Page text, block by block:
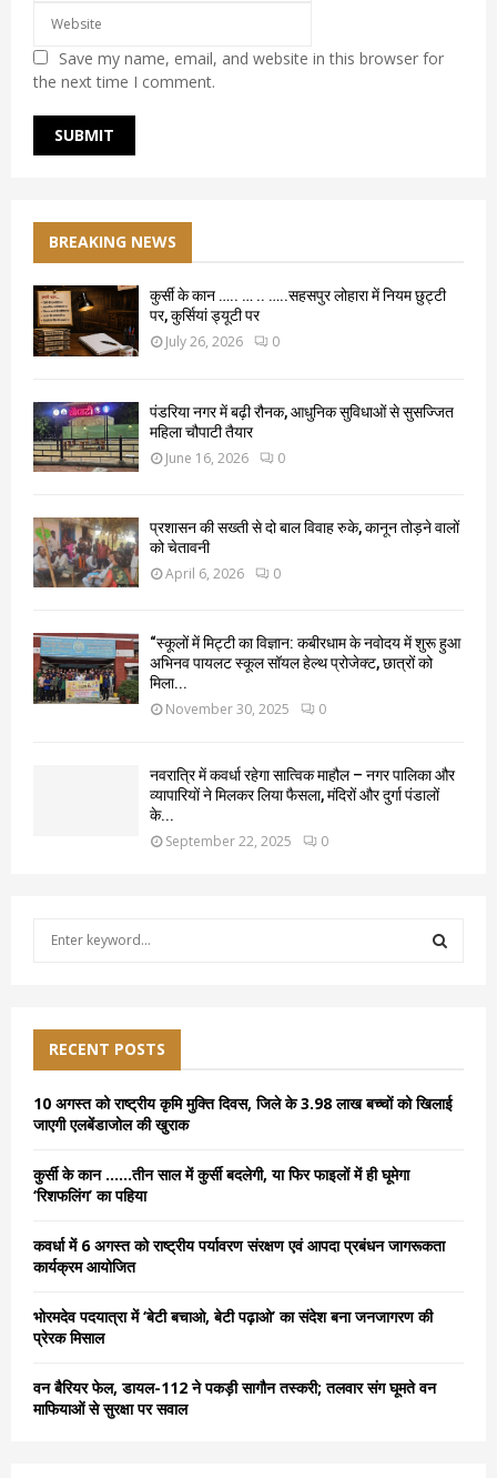
Save my name, email, and website in this browser for
the next time I comment.
BREAKING NEWS
कुर्सी के कान ….. … .. …..सहसपुर लोहारा में नियम छुट्टी
पर, कुर्सियां ड्यूटी पर
July 26, 2026 0
पंडरिया नगर में बढ़ी रौनक, आधुनिक सुविधाओं से सुसज्जित
महिला चौपाटी तैयार
June 16, 2026 0
प्रशासन की सख्ती से दो बाल विवाह रुके, कानून तोड़ने वालों
को चेतावनी
April 6, 2026 0
“स्कूलों में मिट्टी का विज्ञान: कबीरधाम के नवोदय में शुरू हुआ
अभिनव पायलट स्कूल सॉयल हेल्थ प्रोजेक्ट, छात्रों को
मिला...
November 30, 2025 0
नवरात्रि में कवर्धा रहेगा सात्विक माहौल – नगर पालिका और
व्यापारियों ने मिलकर लिया फैसला, मंदिरों और दुर्गा पंडालों
के...
September 22, 2025 0
f
o
r
RECENT POSTS
10 अगस्त को राष्ट्रीय कृमि मुक्ति दिवस, जिले के 3.98 लाख बच्चों को खिलाई
जाएगी एलबेंडाजोल की खुराक
कुर्सी के कान ……तीन साल में कुर्सी बदलेगी, या फिर फाइलों में ही घूमेगा
‘रिशफलिंग’ का पहिया
कवर्धा में 6 अगस्त को राष्ट्रीय पर्यावरण संरक्षण एवं आपदा प्रबंधन जागरूकता
कार्यक्रम आयोजित
भोरमदेव पदयात्रा में ‘बेटी बचाओ, बेटी पढ़ाओ’ का संदेश बना जनजागरण की
प्रेरक मिसाल
वन बैरियर फेल, डायल-112 ने पकड़ी सागौन तस्करी; तलवार संग घूमते वन
माफियाओं से सुरक्षा पर सवाल